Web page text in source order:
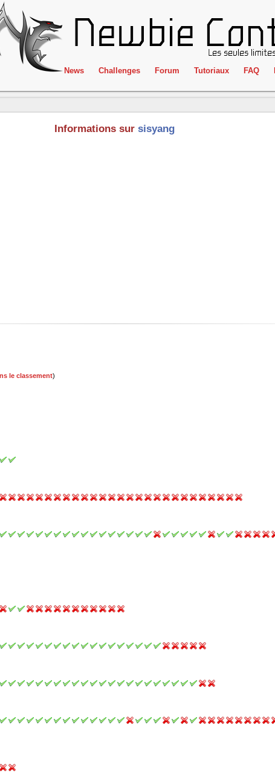
News Challenges
ClientSide
Forensics
Forum Tutoriaux FAQ
Informations sursisyang
le classement)